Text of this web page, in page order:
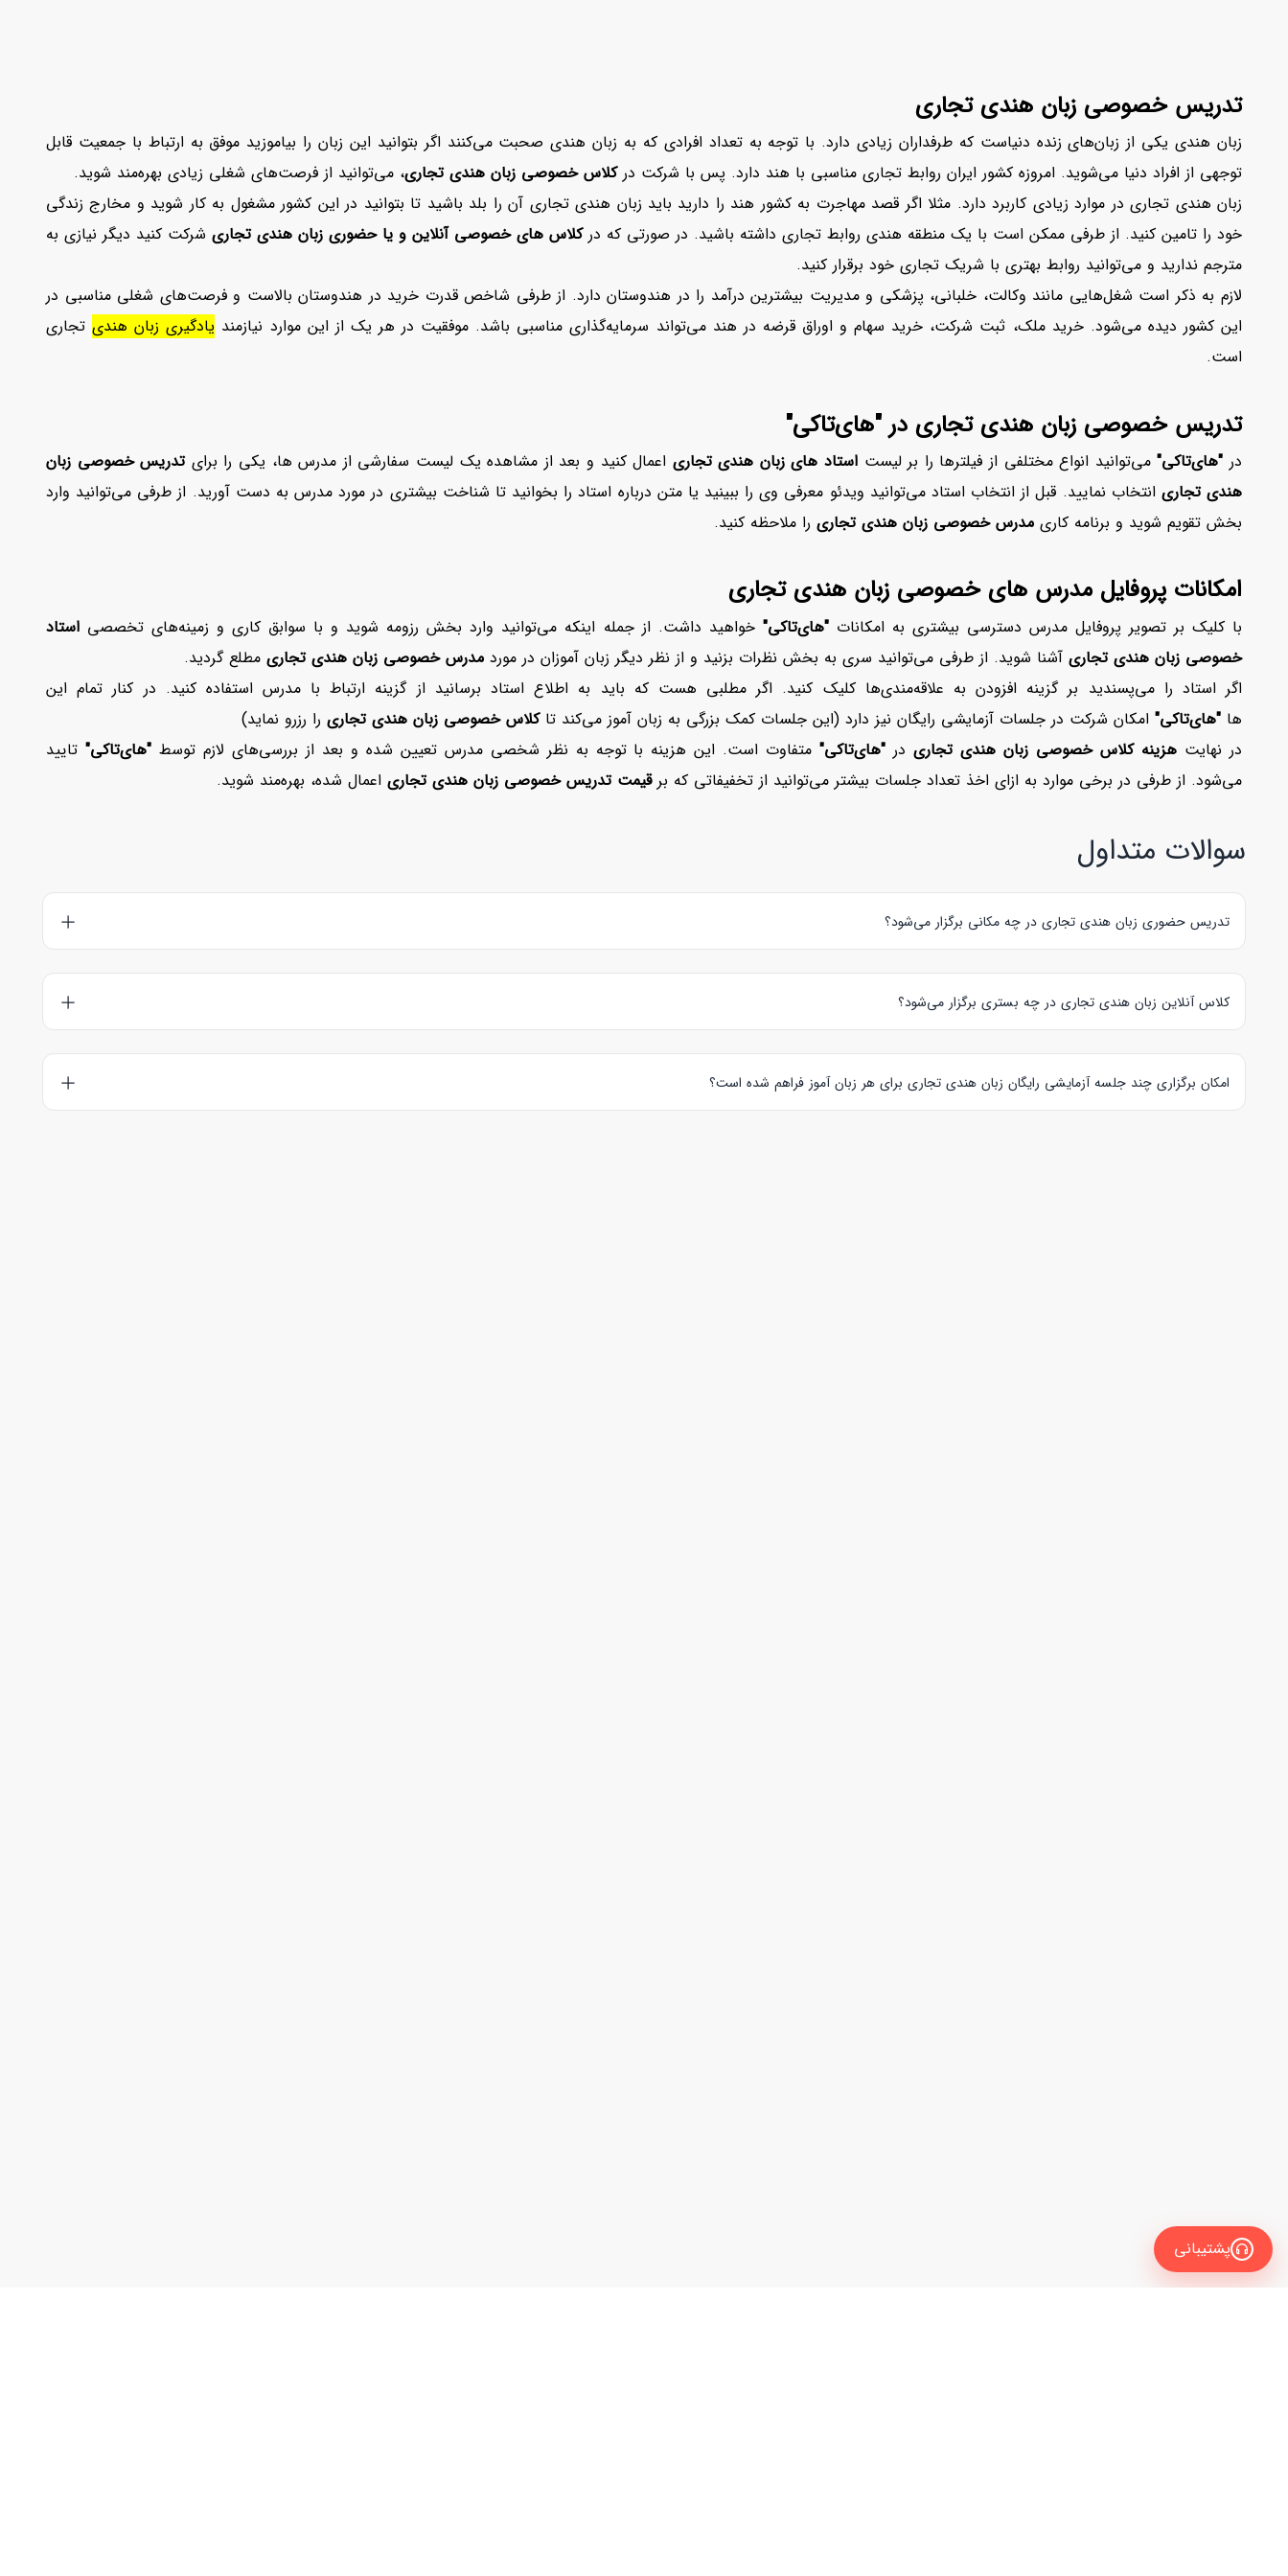
تدریس خصوصی زبان هندی تجاری
زبان هندی یکی از زبان‌های زنده دنیاست که طرفداران زیادی دارد. با توجه به تعداد افرادی که به زبان هندی صحبت می‌کنند اگر بتوانید این زبان را بیاموزید موفق به ارتباط با جمعیت قابل
توجهی از افراد دنیا می‌شوید. امروزه کشور ایران روابط تجاری مناسبی با هند دارد. پس با شرکت درکلاس خصوصی زبان هندی تجاری، می‌توانید از فرصت‌های شغلی زیادی بهره‌مند شوید.
زبان هندی تجاری در موارد زیادی کاربرد دارد. مثلا اگر قصد مهاجرت به کشور هند را دارید باید زبان هندی تجاری آن را بلد باشید تا بتوانید در این کشور مشغول به کار شوید و مخارج زندگی
خود را تامین کنید. از طرفی ممکن است با یک منطقه هندی روابط تجاری داشته باشید. در صورتی که درکلاس های خصوصی آنلاین و یا حضوری زبان هندی تجاری شرکت کنید دیگر نیازی به
مترجم ندارید و می‌توانید روابط بهتری با شریک تجاری خود برقرار کنید.
لازم به ذکر است شغل‌هایی مانند وکالت، خلبانی، پزشکی و مدیریت بیشترین درآمد را در هندوستان دارد. از طرفی شاخص قدرت خرید در هندوستان بالاست و فرصت‌های شغلی مناسبی در
این کشور دیده می‌شود. خرید ملک، ثبت شرکت، خرید سهام و اوراق قرضه در هند می‌تواند سرمایه‌گذاری مناسبی باشد. موفقیت در هر یک از این موارد نیازمند یادگیری زبان هندیتجاری
است.
تدریس خصوصی زبان هندی تجاری در "های‌تاکی"
در "های‌تاکی"می‌توانید انواع مختلفی از فیلترها را بر لیست استاد های زبان هندی تجاری اعمال کنید و بعد از مشاهده یک لیست سفارشی از مدرس ها، یکی را برایتدریس خصوصی زبان
هندی تجاری انتخاب نمایید. قبل از انتخاب استاد می‌توانید ویدئو معرفی وی را ببینید یا متن درباره استاد را بخوانید تا شناخت بیشتری در مورد مدرس به دست آورید. از طرفی می‌توانید وارد
بخش تقویم شوید و برنامه کاری مدرس خصوصی زبان هندی تجاری را ملاحظه کنید.
امکانات پروفایل مدرس های خصوصی زبان هندی تجاری
با کلیک بر تصویر پروفایل مدرس دسترسی بیشتری به امکانات"های‌تاکی" خواهید داشت. از جمله اینکه می‌توانید وارد بخش رزومه شوید و با سوابق کاری و زمینه‌های تخصصی استاد
خصوصی زبان هندی تجاری آشنا شوید. از طرفی می‌توانید سری به بخش نظرات بزنید و از نظر دیگر زبان آموزان در مورد مدرس خصوصی زبان هندی تجاری مطلع گردید.
اگر استاد را می‌پسندید بر گزینه افزودن به علاقه‌مندی‌ها کلیک کنید. اگر مطلبی هست که باید به اطلاع استاد برسانید از گزینه ارتباط با مدرس استفاده کنید. در کنار تمام این
ها "های‌تاکی" امکان شرکت در جلسات آزمایشی رایگان نیز دارد (این جلسات کمک بزرگی به زبان آموز می‌کند تاکلاس خصوصی زبان هندی تجاری را رزرو نماید)
در نهایت هزینه کلاس‌ خصوصی زبان هندی تجاریدر "های‌تاکی"متفاوت است. این هزینه با توجه به نظر شخصی مدرس تعیین شده و بعد از بررسی‌های لازم توسط "های‌تاکی" تایید
می‌شود. از طرفی در برخی موارد به ازای اخذ تعداد جلسات بیشتر می‌توانید از تخفیفاتی که برقیمت تدریس خصوصی زبان هندی تجاری اعمال شده، بهره‌مند شوید.
سوالات متداول
تدریس حضوری زبان هندی تجاری در چه مکانی برگزار می‌شود؟
"های‌تاکی"تعیین مکان برگزاریکلاس حضوری زبان هندی تجاریرا برعهده زبان آموز و مدرس گذاشته است.
کلاس آنلاین زبان هندی تجاری در چه بستری برگزار می‌شود؟
پلتفرم“های‌تاکی”برایتدریس آنلاین زبان هندی تجاری، بستر SkyRoom را در نظر گرفته که این بستر با نظر زبان آموز و مدرس قابل تغییر است.
امکان برگزاری چند جلسه آزمایشی رایگان زبان هندی تجاری برای هر زبان آموز فراهم شده است؟
افزایش اعتبار
پشتیبانی